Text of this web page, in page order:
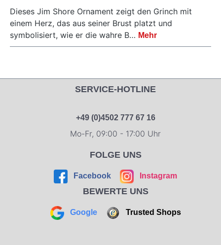
Dieses Jim Shore Ornament zeigt den Grinch mit
einem Herz, das aus seiner Brust platzt und
symbolisiert, wie er die wahre B… Mehr
SERVICE-HOTLINE
+49 (0)4502 777 67 16
Mo-Fr, 09:00 - 17:00 Uhr
FOLGE UNS
Facebook Instagram
BEWERTE UNS
Google Trusted Shops